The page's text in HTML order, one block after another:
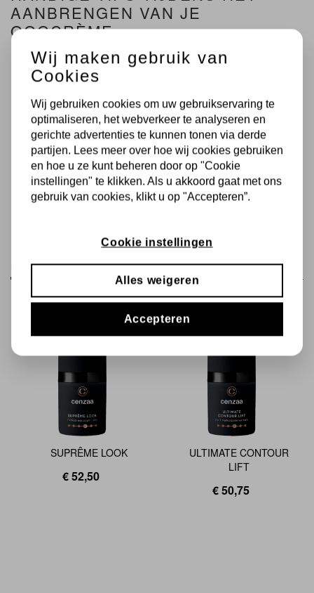
AANBRENGEN VAN JE
OOGCRÈME
Breng je product met licht tikkende bewegingen aan om een
gelijkmatige opname door de huid te bevorderen en de afvoer
Hoeveel heb je nodig? Een hoeveelheid ter grootte van een
speldenknop is genoeg voor onder één oog.
Waar moet je de oogcrème precies aanbrengen? Voel met je
vingers het bot van je jukbeen. Breng het product aan van net
onder je onderste wimperrand tot aan de rand van je jukbeen.
En geniet van de extra hydratatie!
GERELATEERDE PRODUCTEN
SUPRÊME LOOK
€ 52,50
ULTIMATE CONTOUR
LIFT
€ 50,75
Wij maken gebruik van
Cookies
Wij gebruiken cookies om uw gebruikservaring te
optimaliseren, het webverkeer te analyseren en
gerichte advertenties te kunnen tonen via derde
partijen. Lees meer over hoe wij cookies gebruiken
en hoe u ze kunt beheren door op "Cookie
instellingen" te klikken. Als u akkoord gaat met ons
gebruik van cookies, klikt u op "Accepteren”.
Cookie instellingen
Alles weigeren
Accepteren